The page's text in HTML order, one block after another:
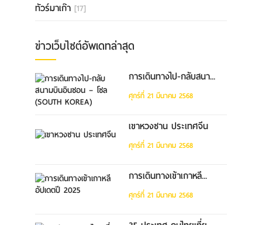
ทัวร์มาเก๊า [17]
ข่าวเว็บไซต์อัพเดทล่าสุด
การเดินทางไป-กลับสนา...
ศุกร์ที่ 21 มีนาคม 2568
เขาหวงซาน ประเทศจีน
ศุกร์ที่ 21 มีนาคม 2568
การเดินทางเข้าเกาหลี...
ศุกร์ที่ 21 มีนาคม 2568